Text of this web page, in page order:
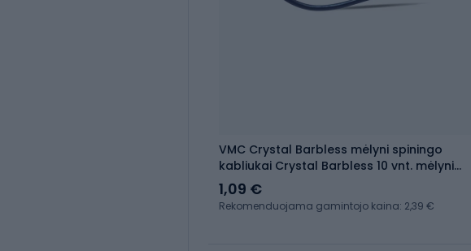
VMC Crystal Barbless mėlyni spiningo
kabliukai Crystal Barbless 10 vnt. mėlyni
9012BL
1,09 €
Rekomenduojama gamintojo kaina: 2,39 €